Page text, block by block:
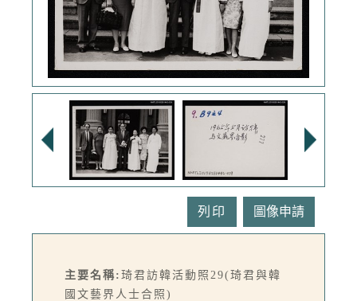
列印
主要名稱: 琦君訪韓活動照29(琦君與韓
國文藝界人士合照)